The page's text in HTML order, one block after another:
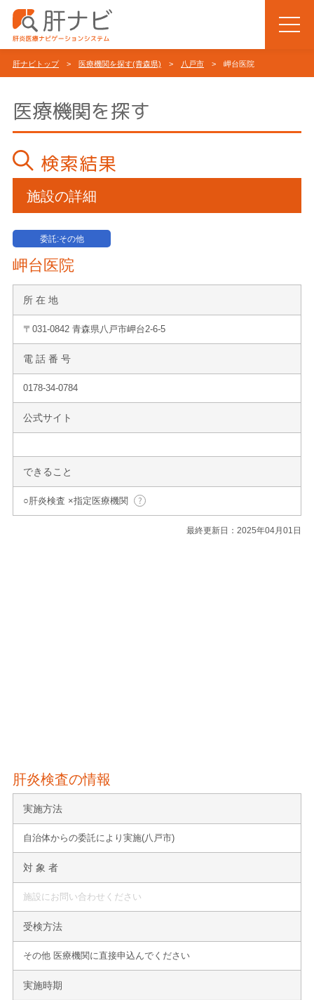
肝ナビトップ> 医療機関を探す(青森県) > 八戸市 > 岬台医院
医療機関を探す
検索結果
施設の詳細
委託:その他
岬台医院
所 在 地
〒031-0842 青森県八戸市岬台2-6-5
電 話 番 号
0178-34-0784
公式サイト
できること
○肝炎検査 ×指定医療機関
最終更新日：2025年04月01日
肝炎検査の情報
実施方法
自治体からの委託により実施(八戸市)
対 象 者
施設にお問い合わせください
受検方法
その他 医療機関に直接申込んでください
実施時期